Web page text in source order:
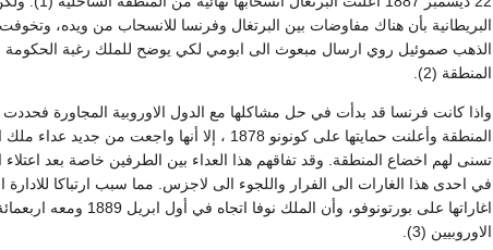
البريطانية بأن هناك مفاوضات بين البرتغال وفرنسا للانسحاب من ويده،
الذهب صموئيل روي ارسال مبعوث الى ابومي لكي يوضح للملك رغبة الحكومة
المنطقة (2).
واذا كانت فرنسا قد بدأت في حل مشاكلها مع الدول الاوروبية المجاورة
المنطقة وأعلنت حمايتها على كونونو 1878 ،
تسنى لهم اخضاع المنطقة. وقد تفاقهم هذا العداء بين الطرفين خاصة بعد
في احدى هذا الغارات الى الفرار واللجوء الى لاجزس. مما سبب ارتباكا
اغاراتها على
الاوروبيين (3).